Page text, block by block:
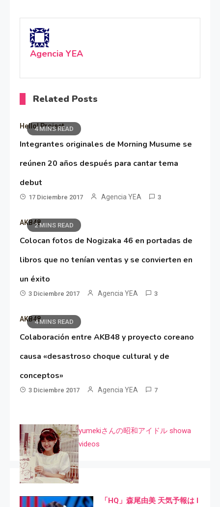
Agencia YEA
Related Posts
4 MINS READ
Hello! Project
Integrantes originales de Morning Musume se
reúnen 20 años después para cantar tema
debut
17 Diciembre 2017 Agencia YEA 3
2 MINS READ
AKB48
Colocan fotos de Nogizaka 46 en portadas de
libros que no tenían ventas y se convierten en
un éxito
3 Diciembre 2017 Agencia YEA 3
4 MINS READ
AKB48
Colaboración entre AKB48 y proyecto coreano
causa «desastroso choque cultural y de
conceptos»
3 Diciembre 2017 Agencia YEA 7
yumekiさんの昭和アイドル showa
videos
「HQ」森尾由美 天気予報は I